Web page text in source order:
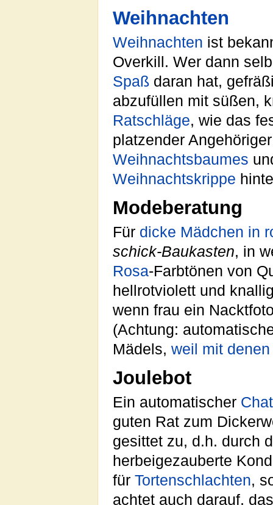
Weihnachten
Weihnachten ist
Overkill. Wer dann
Spaß daran hat,
abzufüllen mit süßen,
Ratschläge, wie das
platzender
Weihnachtsbaumes
Weihnachtskrippe
Modeberatung
Für dicke Mädchen in
schick-Baukasten, in
Rosa-Farbtönen von
hellrotviolett und
wenn frau ein
(Achtung:
Mädels, weil mit
Joulebot
Ein automatischer
guten Rat zum
gesittet zu, d.h. durch
herbeigezauberte
für Tortenschlachten,
achtet auch darauf,